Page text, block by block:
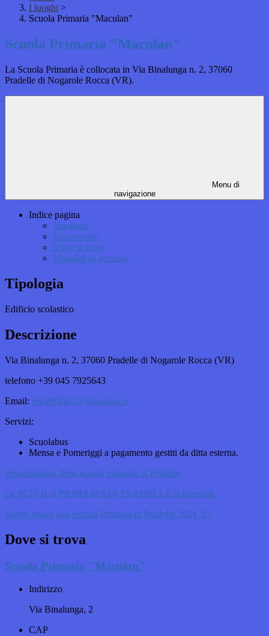
I luoghi >
Scuola Primaria "Maculan"
Scuola Primaria "Maculan"
La Scuola Primaria è collocata in Via Binalunga n. 2, 37060
Pradelle di Nogarole Rocca (VR).
Menu di
navigazione
Indice pagina
Tipologia
Descrizione
Dove si trova
Modalità di accesso
Tipologia
Edificio scolastico
Descrizione
Via Binalunga n. 2, 37060 Pradelle di Nogarole Rocca (VR)
telefono +39 045 7925643
Email: vric895002@istruzione.it
Servizi:
Scuolabus
Mensa e Pomeriggi a pagamento gestiti da ditta esterna.
Presentazione della scuola primaria di Pradelle
La SCUOLA PRIMARIA DI PRADELLE si presenta.
Buone prassi alla Scuola Primaria di Pradelle 2024_25
Dove si trova
Scuola Primaria "Maculan"
Indirizzo
Via Binalunga, 2
CAP